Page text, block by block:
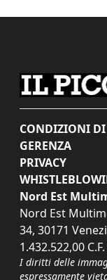
CONDIZIONI DI
GERENZA
PRIVACY
Nord Est
Nord Est
34, 30171
1.432.522,00
I diritti delle
espressamente